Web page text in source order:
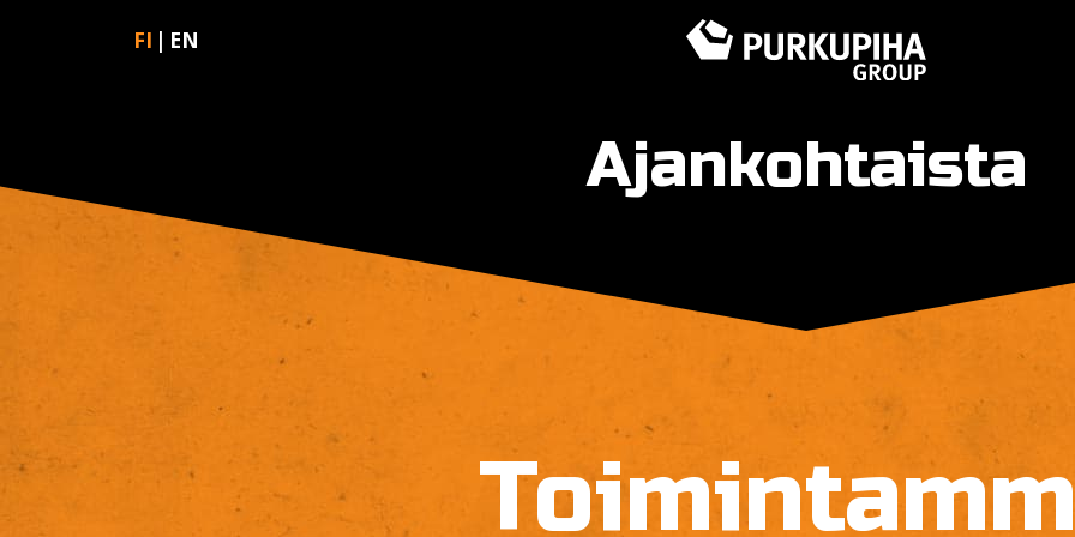
FI EN
Ajankohtaista